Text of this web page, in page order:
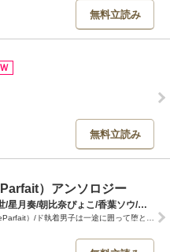
無料立読み
無料立読み
）アンソロジー
早乙女もこ乃/DAIMARU三世/星月奏/朝比奈ぴょこ/香葉ソウ/雪中さくらの/小川つぐみ